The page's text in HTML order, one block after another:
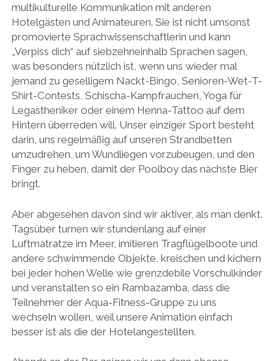
multikulturelle Kommunikation mit anderen
Hotelgästen und Animateuren. Sie ist nicht umsonst
promovierte Sprachwissenschaftlerin und kann
„Verpiss dich“ auf siebzehneinhalb Sprachen sagen,
was besonders nützlich ist, wenn uns wieder mal
jemand zu geselligem Nackt-Bingo, Senioren-Wet-T-
Shirt-Contests, Schischa-Kampfrauchen, Yoga für
Legastheniker oder einem Henna-Tattoo auf dem
Hintern überreden will. Unser einziger Sport besteht
darin, uns regelmäßig auf unseren Strandbetten
umzudrehen, um Wundliegen vorzubeugen, und den
Finger zu heben, damit der Poolboy das nächste Bier
bringt.
Aber abgesehen davon sind wir aktiver, als man denkt.
Tagsüber turnen wir stundenlang auf einer
Luftmatratze im Meer, imitieren Tragflügelboote und
andere schwimmende Objekte, kreischen und kichern
bei jeder hohen Welle wie grenzdebile Vorschulkinder
und veranstalten so ein Rambazamba, dass die
Teilnehmer der Aqua-Fitness-Gruppe zu uns
wechseln wollen, weil unsere Animation einfach
besser ist als die der Hotelangestellten.